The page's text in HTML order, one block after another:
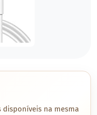
disponíveis na mesma